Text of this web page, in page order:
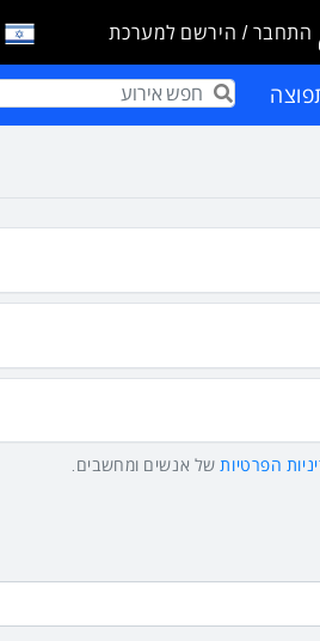
התחבר / הירשם למערכת
Term
הפרטיותשל אנשים ומחשבים.